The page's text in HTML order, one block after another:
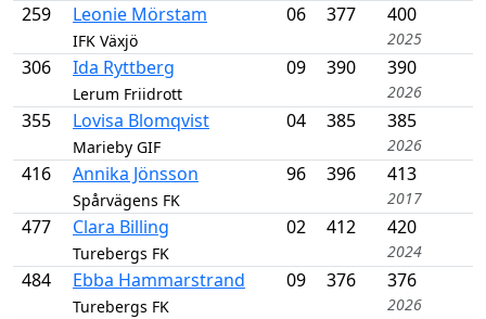
259 Leonie Mörstam
IFK Växjö
06 377 400
2025
306 Ida Ryttberg
Lerum Friidrott
09 390 390
2026
355 Lovisa Blomqvist
Marieby GIF
04 385 385
2026
416 Annika Jönsson
Spårvägens FK
96 396 413
2017
477 Clara Billing
Turebergs FK
02 412 420
2024
484 Ebba Hammarstrand
Turebergs FK
09 376 376
2026